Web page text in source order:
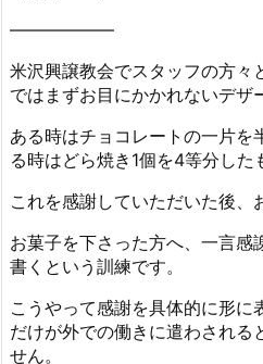
——————
米沢興譲教会でスタッフの方々
ではまずお目にかかれないデザ
ある時はチョコレートの一片を
る時はどら焼き1個を4等分した
これを感謝していただいた後、
お菓子を下さった方へ、一言感
書くという訓練です。
こうやって感謝を具体的に形に
だけが外での働きに遣わされる
せん。